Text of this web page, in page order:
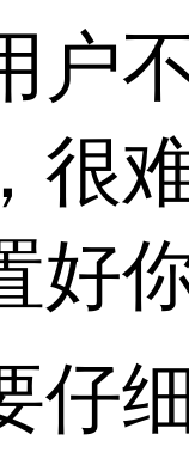
户
很
好
仔